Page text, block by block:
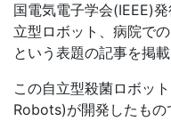
国電気電子学会(IEEE)
立型ロボット、病院で
という表題の記事を掲載
この自立型殺菌ロボッ
Robots)が開発したも